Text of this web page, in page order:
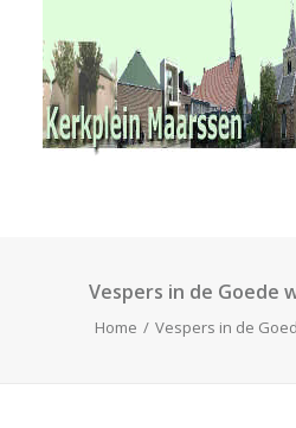
RvKM
Gemeenschappen
Kerkbladen
Vespers in de Goede
Home Vespers in de